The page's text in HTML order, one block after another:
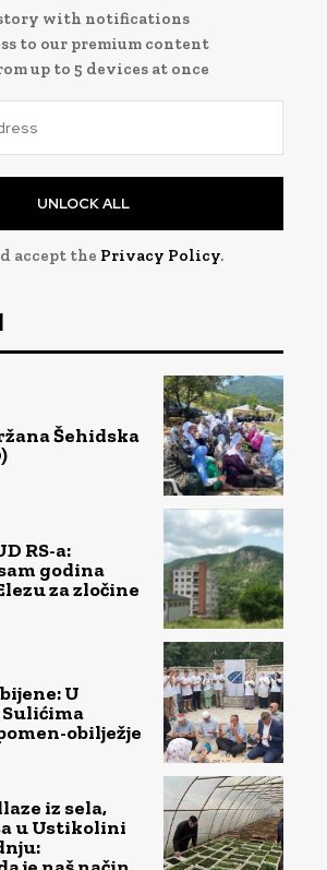
story with notifications
to our premium content
up to 5 devices at once
UNLOCK ALL
accept the Privacy Policy.
Šehidska
RS-a:
godina
za zločine
U
obilježje
iz sela,
u Ustikolini